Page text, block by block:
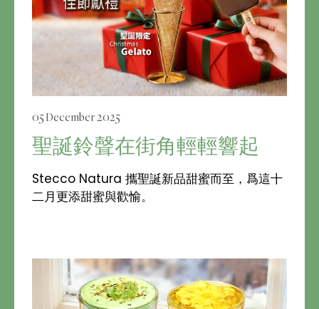
05 December 2025
聖誕鈴聲在街角輕輕響起
Stecco Natura 攜聖誕新品甜蜜而至，爲這十
二月更添甜蜜與歡愉。